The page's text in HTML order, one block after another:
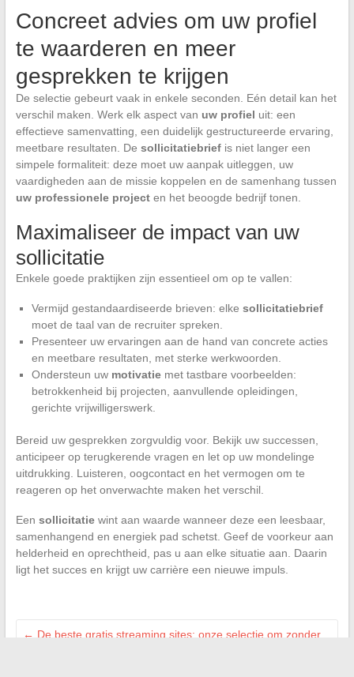
Concreet advies om uw profiel
te waarderen en meer
gesprekken te krijgen
De selectie gebeurt vaak in enkele seconden. Eén detail kan het
verschil maken. Werk elk aspect van uw profiel uit: een
effectieve samenvatting, een duidelijk gestructureerde ervaring,
meetbare resultaten. De sollicitatiebriefis niet langer een
simpele formaliteit: deze moet uw aanpak uitleggen, uw
vaardigheden aan de missie koppelen en de samenhang tussen
uw professionele projecten het beoogde bedrijf tonen.
Maximaliseer de impact van uw
sollicitatie
Enkele goede praktijken zijn essentieel om op te vallen:
Vermijd gestandaardiseerde brieven: elke sollicitatiebrief
moet de taal van de recruiter spreken.
Presenteer uw ervaringen aan de hand van concrete acties
en meetbare resultaten, met sterke werkwoorden.
Ondersteun uw motivatiemet tastbare voorbeelden:
betrokkenheid bij projecten, aanvullende opleidingen,
gerichte vrijwilligerswerk.
Bereid uw gesprekken zorgvuldig voor. Bekijk uw successen,
anticipeer op terugkerende vragen en let op uw mondelinge
uitdrukking. Luisteren, oogcontact en het vermogen om te
reageren op het onverwachte maken het verschil.
Een sollicitatiewint aan waarde wanneer deze een leesbaar,
samenhangend en energiek pad schetst. Geef de voorkeur aan
helderheid en oprechtheid, pas u aan elke situatie aan. Daarin
ligt het succes en krijgt uw carrière een nieuwe impuls.
← De beste gratis streaming sites: onze selectie om zonder